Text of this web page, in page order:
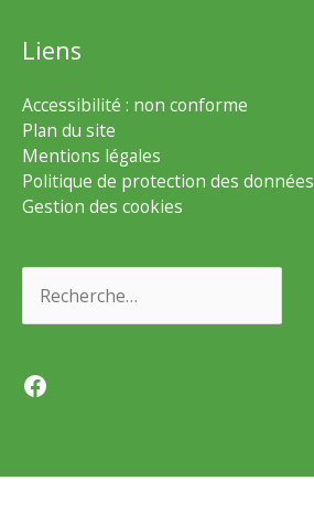
Liens
Accessibilité : non conforme
Plan du site
Mentions légales
Politique de protection des données
Gestion des cookies
Facebook